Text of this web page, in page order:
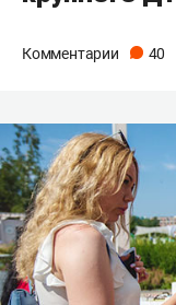
Комментарии 40